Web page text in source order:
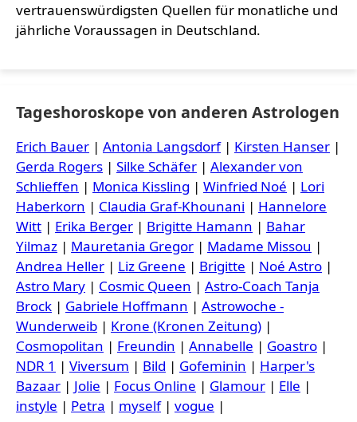
vertrauenswürdigsten Quellen für monatliche und
jährliche Voraussagen in Deutschland.
Tageshoroskope von anderen Astrologen
Erich Bauer | Antonia Langsdorf| Kirsten Hanser |
Gerda Rogers | Silke Schäfer | Alexander von
Schlieffen | Monica Kissling | Winfried Noé | Lori
Haberkorn | Claudia Graf-Khounani | Hannelore
Witt | Erika Berger | Brigitte Hamann | Bahar
Yilmaz | Mauretania Gregor | Madame Missou |
Andrea Heller | Liz Greene | Brigitte | Noé Astro |
Astro Mary | Cosmic Queen | Astro-Coach Tanja
Brock | Gabriele Hoffmann | Astrowoche -
Wunderweib | Krone (Kronen Zeitung) |
Cosmopolitan | Freundin | Annabelle | Goastro |
NDR 1 | Viversum | Bild | Gofeminin | Harper's
Bazaar | Jolie | Focus Online | Glamour | Elle |
instyle | Petra | myself| vogue |